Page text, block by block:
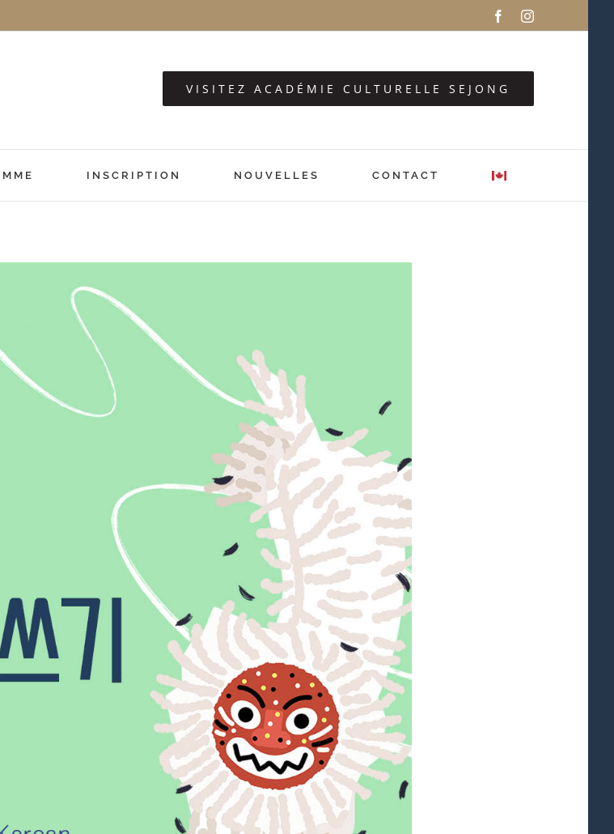
FacebookInstagram
VISITEZ ACADÉMIE CULTURELLE SEJONG
INSCRIPTION NOUVELLES CONTACT